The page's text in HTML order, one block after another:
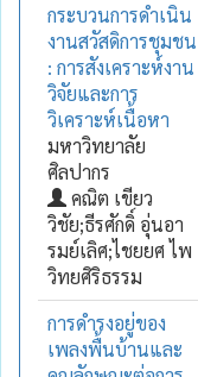
กระบวนการดำเนิน
งานสวัสดิการชุมชน
: การสังเคราะห์งาน
วิจัยและการ
วิเคราะห์เนื้อหา
มหาวิทยาลัย
ศิลปากร
คณิต เขียว
วิชัย;ธีรศักดิ์ อุ่นอา
รมย์เลิศ;ไชยยศ ไพ
วิทยศิริธรรม
การดำรงอยู่ของ
เพลงพื้นบ้านและ